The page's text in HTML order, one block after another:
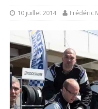
10 juillet 2014 Frédéric